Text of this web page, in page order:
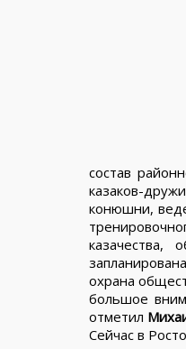
состав
казаков-
конюшни,
казачества,
охрана
большое
отметил
Сейчас в